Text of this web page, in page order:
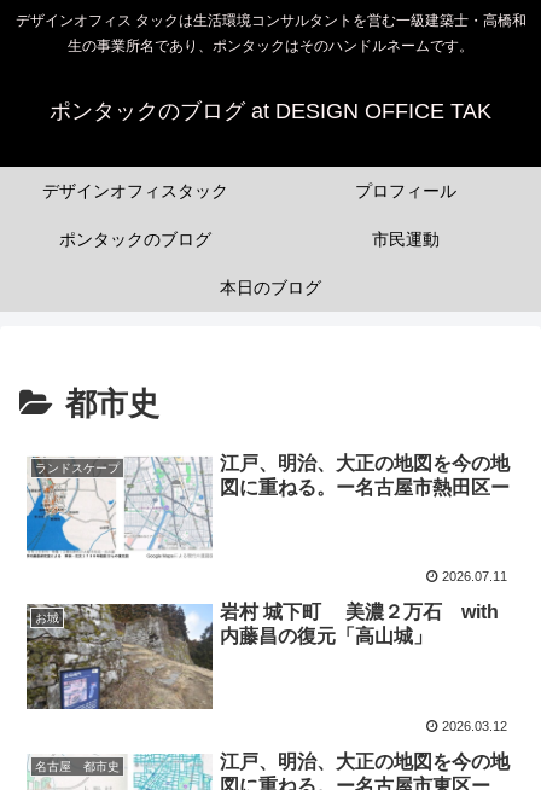
デザインオフィス タックは生活環境コンサルタントを営む一級建築士・高橋和
生の事業所名であり、ポンタックはそのハンドルネームです。
ポンタックのブログ at DESIGN OFFICE TAK
デザインオフィスタック プロフィール
ポンタックのブログ 市民運動
本日のブログ
都市史
ランドスケープ
江戸、明治、大正の地図を今の地
図に重ねる。ー名古屋市熱田区ー
2026.07.11
お城
岩村 城下町 美濃２万石 with
内藤昌の復元「高山城」
2026.03.12
名古屋 都市史
江戸、明治、大正の地図を今の地
図に重ねる。ー名古屋市東区ー